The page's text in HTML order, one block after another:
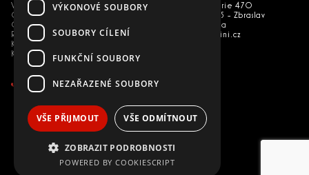
Vše o nákupu
Obchodní podmínky
GDPR
Reklamace
Kariéra
Kontakty
U národní galerie 470
156 00 Praha 5 - Zbraslav
Česká republika
eshop@trepallini.cz
VÝKONOVÉ SOUBORY
SOUBORY CÍLENÍ
FUNKČNÍ SOUBORY
NEZAŘAZENÉ SOUBORY
VŠE PŘIJMOUT VŠE ODMÍTNOUT
ZOBRAZIT PODROBNOSTI
POWERED BY COOKIESCRIPT